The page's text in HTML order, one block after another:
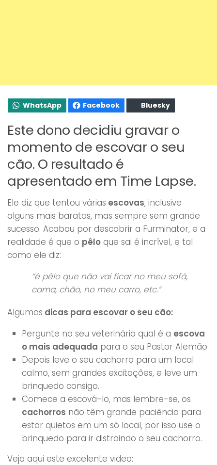
WhatsApp Facebook Bluesky
Este dono decidiu gravar o
momento de escovar o seu
cão. O resultado é
apresentado em Time Lapse.
Ele diz que tentou várias escovas, inclusive
alguns mais baratas, mas sempre sem grande
sucesso. Acabou por descobrir a Furminator, e a
realidade é que o pêlo que sai é incrível, e tal
como ele diz:
“é pêlo que não vai ficar no meu sofá,
cama, chão, no meu carro, etc.”
Algumas dicas para escovar o seu cão:
Pergunte no seu veterinário qual é a escova
o mais adequada para o seu Pastor Alemão.
Depois leve o seu cachorro para um local
calmo, sem grandes excitações, e leve um
brinquedo consigo.
Comece a escová-lo, mas lembre-se, os
cachorros não têm grande paciência para
estar quietos em um só local, por isso use o
brinquedo para ir distraindo o seu cachorro.
Veja aqui este excelente video: